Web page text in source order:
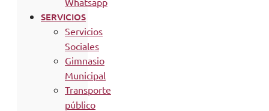
SERVICIOS
Servicios
Sociales
Gimnasio
Municipal
Transporte
público